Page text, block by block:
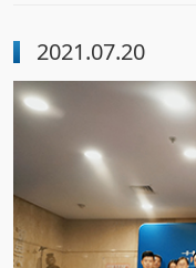
2021.07.20